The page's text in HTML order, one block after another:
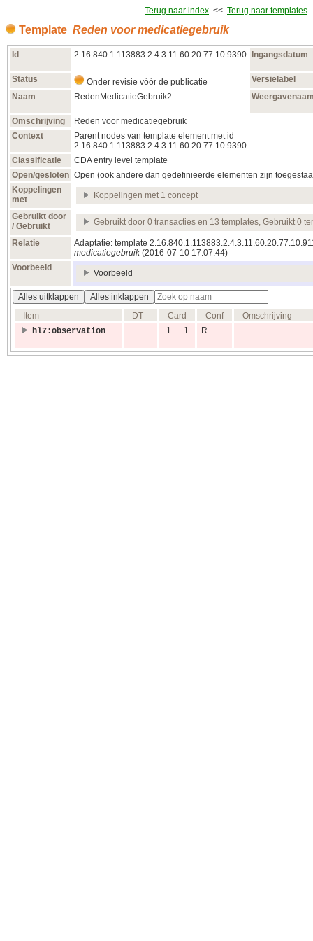
Terug naar index << Terug naar templates
Template Reden voor medicatiegebruik
Id 2.16.840.1.113883.2.4.3.11.60.20.77.10.9390 Ingangsdatum
Status Onder revisie vóór de publicatie
Versielabel
Naam
RedenMedicatieGebruik2
Omschrijving
Reden voor medicatiegebruik
Context
Parent nodes van template element met id
2.16.840.1.113883.2.4.3.11.60.20.77.10.9390
Classificatie
CDA entry level template
Open/gesloten Open (ook andere dan gedefinieerde elementen zijn
Koppelingen
met
Koppelingen met 1 concept
Gebruikt door
/ Gebruikt
Gebruikt door 0 transacties en 13 templates, Gebruikt 0
Relatie
Adaptatie: template
medicatiegebruik(2016‑07‑10 17:07:44)
Voorbeeld
Voorbeeld
Alles uitklappen
Alles inklappen
Item
DT Card Conf
Omschrijving
hl7:observation
1 … 1 R